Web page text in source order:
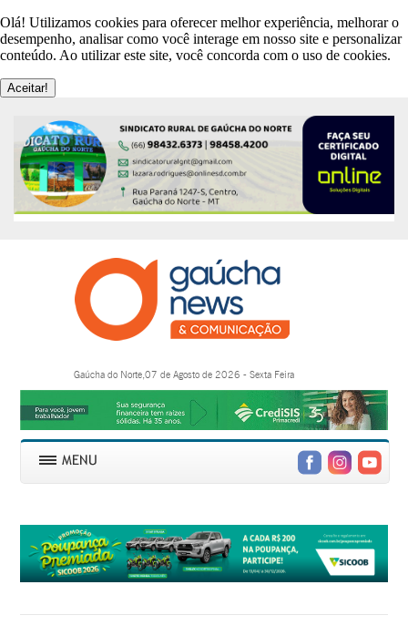
Olá! Utilizamos cookies para oferecer melhor experiência, melhorar o
desempenho, analisar como você interage em nosso site e personalizar
conteúdo. Ao utilizar este site, você concorda com o uso de cookies.
Aceitar!
Gaúcha do Norte,07 de Agosto de 2026 - Sexta Feira